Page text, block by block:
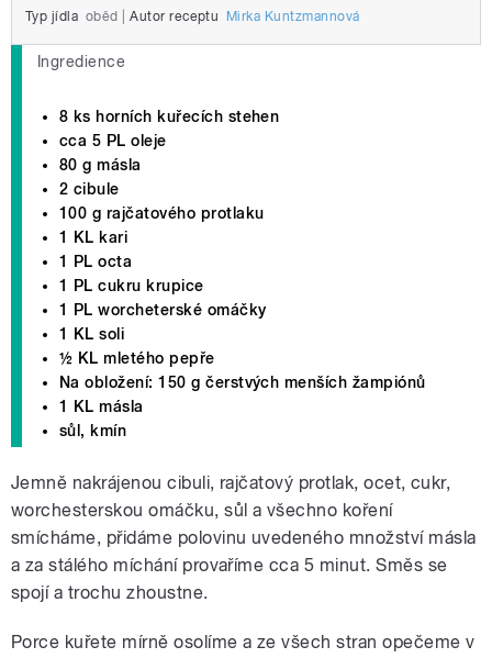
Typ jídla oběd Autor receptu Mirka Kuntzmannová
Ingredience
8 ks horních kuřecích stehen
cca 5 PL oleje
80 g másla
2 cibule
100 g rajčatového protlaku
1 KL kari
1 PL octa
1 PL cukru krupice
1 PL worcheterské omáčky
1 KL soli
½ KL mletého pepře
Na obložení: 150 g čerstvých menších žampiónů
1 KL másla
sůl, kmín
Jemně nakrájenou cibuli, rajčatový protlak, ocet, cukr,
worchesterskou omáčku, sůl a všechno koření
smícháme, přidáme polovinu uvedeného množství másla
a za stálého míchání provaříme cca 5 minut. Směs se
spojí a trochu zhoustne.
Porce kuřete mírně osolíme a ze všech stran opečeme v